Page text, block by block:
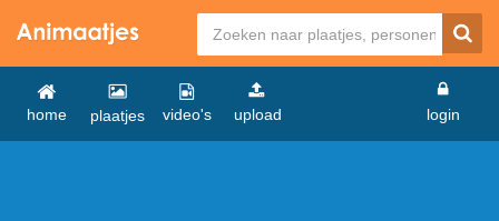
home plaatjes video's upload login